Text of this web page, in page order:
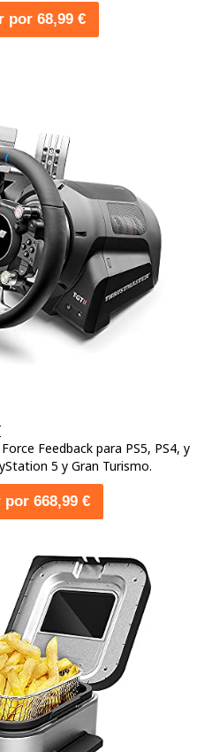
por 68,99 €
Feedback para PS5, PS4, y
5 y Gran Turismo.
668,99 €